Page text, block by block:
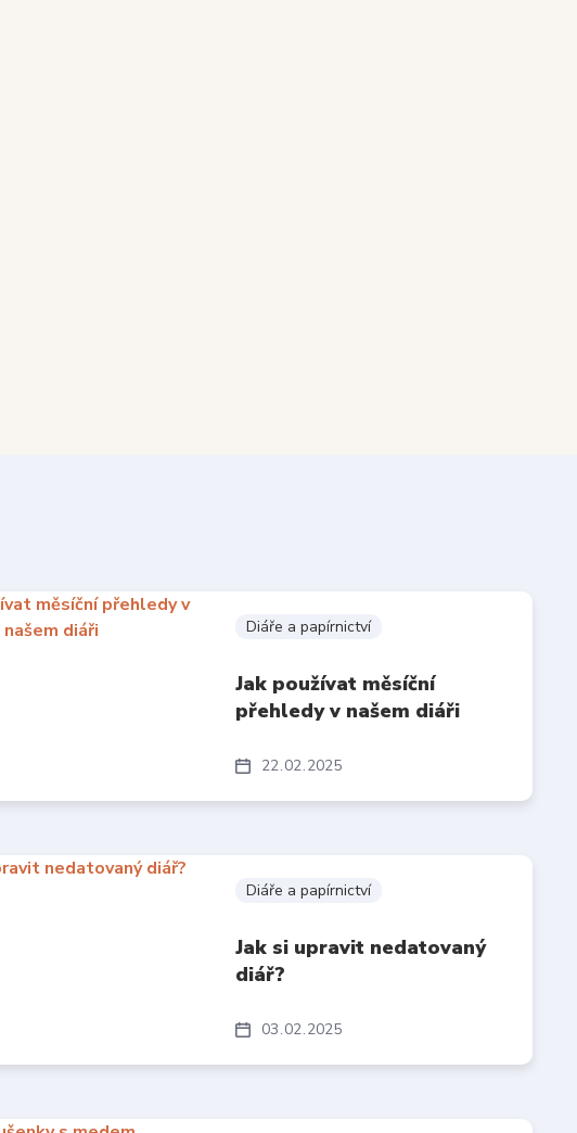
22 02 2025
Diáře a papírnictví
Jak používat měsíční
přehledy v našem diáři
03 02 2025
Diáře a papírnictví
Jak si upravit nedatovaný
diář?